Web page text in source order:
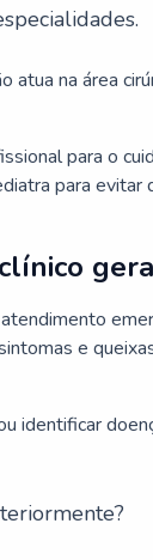
atua na área
para o
para
e
identificar